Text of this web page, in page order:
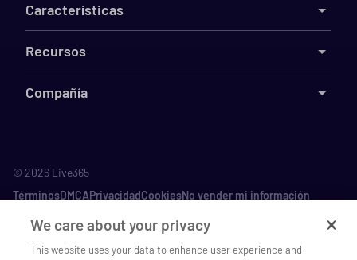
Características
Recursos
Compañía
© 2026 Live365
TérminosDMCAPrivacidadCookiesNo vender mi información
We care about your privacy
This website uses your data to enhance user experience and